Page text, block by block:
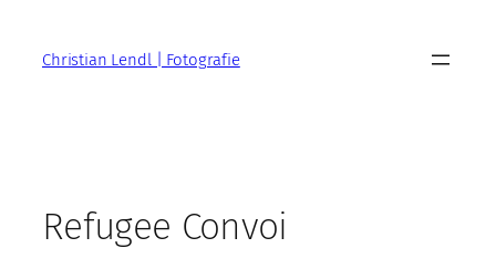
springenChristian Lendl | Fotografie
Refugee Convoi